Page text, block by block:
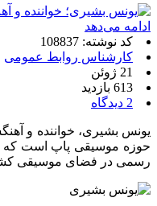
کد نوشته: 108837
کارشناس روابط عمومی
21 ژوئن
613 بازدید
2 دیدگاه
یونس بشیری، خواننده و
حوزه موسیقی پاپ است که
رسمی در فضای موسیقی